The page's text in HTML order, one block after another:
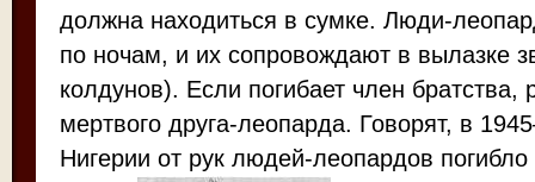
должна находиться в сумке. Люди-
по ночам, и их сопровождают в вылазке
колдунов). Если погибает член братства,
мертвого друга-леопарда. Говорят, в
Нигерии от рук людей-леопардов